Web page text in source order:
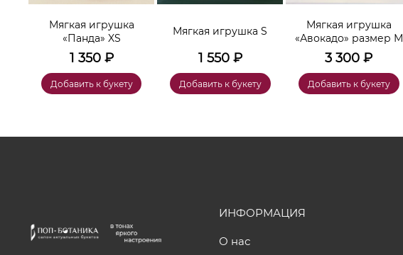
Мягкая игрушка
«Панда» XS
1 350₽
Добавить к букету
Мягкая игрушка S
1 550₽
Добавить к букету
Мягкая игрушка
«Авокадо» размер М
3 300 ₽
Добавить к букету
ИНФОРМАЦИЯ
О нас